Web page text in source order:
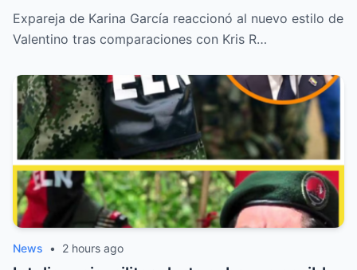
comparaciones con Kris R
Expareja de Karina García reaccionó al nuevo estilo de
Valentino tras comparaciones con Kris R…
News • 2 hours ago